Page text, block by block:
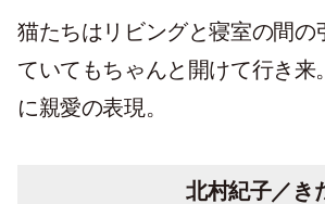
猫たちはリビングと寝室の間の
ていてもちゃんと開けて行き来
に親愛の表現。
北村紀子／き